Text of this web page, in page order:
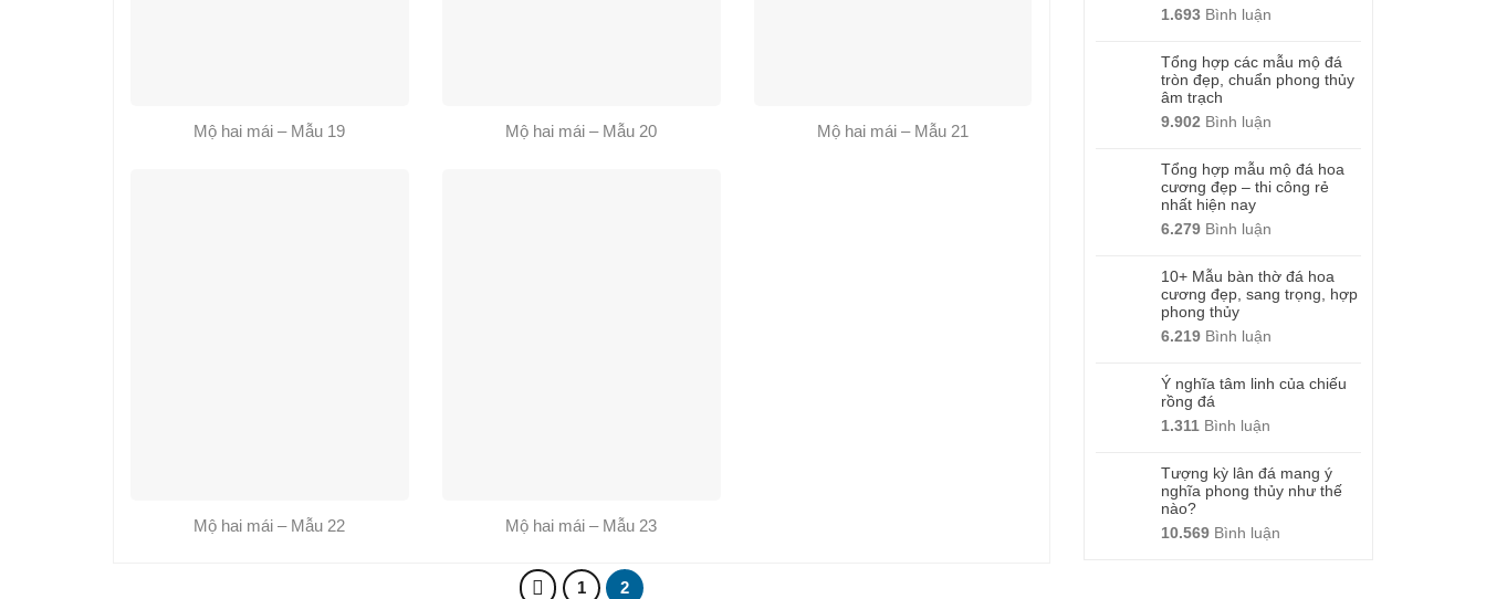
Mộ hai mái – Mẫu 19 Mộ hai mái – Mẫu 20 Mộ hai mái – Mẫu 21
Mộ hai mái – Mẫu 22 Mộ hai mái – Mẫu 23
1 2
1.693Bình luận
Tổng hợp các mẫu mộ đá
tròn đẹp, chuẩn phong thủy
âm trạch
9.902 Bình luận
Tổng hợp mẫu mộ đá hoa
cương đẹp – thi công rẻ
nhất hiện nay
6.279Bình luận
10+ Mẫu bàn thờ đá hoa
cương đẹp, sang trọng, hợp
phong thủy
6.219Bình luận
Ý nghĩa tâm linh của chiếu
rồng đá
1.311 Bình luận
Tượng kỳ lân đá mang ý
nghĩa phong thủy như thế
nào?
10.569Bình luận